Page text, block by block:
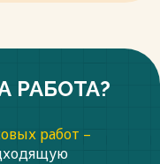
РАБОТА?
работ –